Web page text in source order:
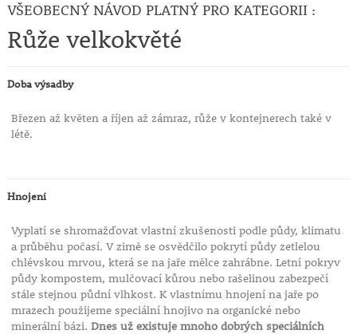
VŠEOBECNÝ NÁVOD PLATNÝ PRO KATEGORII :
Růže velkokvěté
Doba výsadby
Březen až květen a říjen až zámraz, růže v kontejnerech také v
létě.
Hnojení
Vyplatí se shromažďovat vlastní zkušenosti podle půdy, klimatu
a průběhu počasí. V zimě se osvědčilo pokrytí půdy zetlelou
chlévskou mrvou, která se na jaře mělce zahrábne. Letní pokryv
půdy kompostem, mulčovací kůrou nebo rašelinou zabezpečí
stále stejnou půdní vlhkost. K vlastnímu hnojení na jaře po
mrazech použijeme speciální hnojivo na organické nebo
minerální bázi. Dnes už existuje mnoho dobrých speciálních